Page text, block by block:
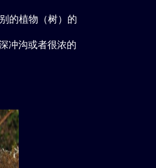
的植物（树）的
冲沟或者很浓的